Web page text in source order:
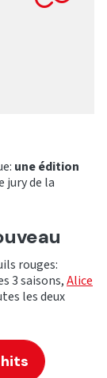
une édition
jury de la
rouges:
3 saisons,Alice
les deux